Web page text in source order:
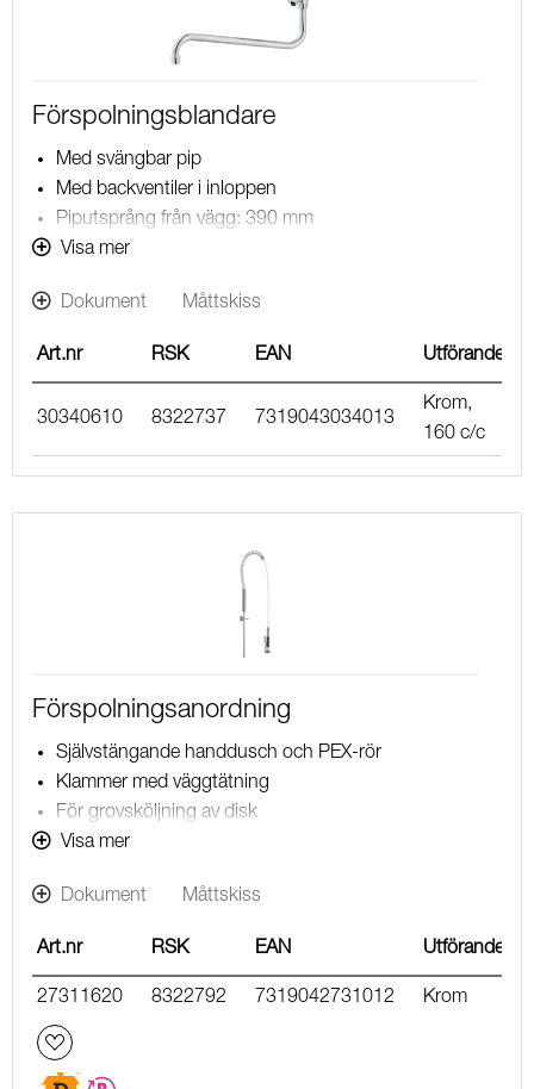
Förspolningsblandare
Med svängbar pip
Med backventiler i inloppen
Piputsprång från vägg: 390 mm
Duschansl. utsprång från vägg: 40 mm
Visa mer
Dokument Måttskiss
Art.nr RSK EAN Utförande
30340610 8322737 7319043034013
Krom,
160 c/c
Förspolningsanordning
Självstängande handdusch och PEX-rör
Klammer med väggtätning
För grovsköljning av disk
Arbetstryck 1,0 MPa
Höjd ca 1000 mm
Visa mer
Dokument Måttskiss
Art.nr RSK EAN Utförande
27311620 8322792 7319042731012 Krom